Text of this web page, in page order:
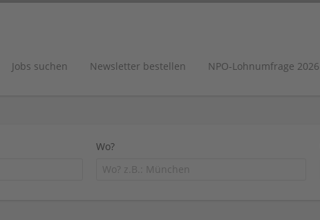
Jobs suchen Newsletter bestellen NPO-Lohnumfrage 2026
Wo?